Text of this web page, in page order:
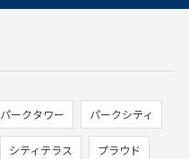
パークタワー パークシティ
シティテラス プラウド